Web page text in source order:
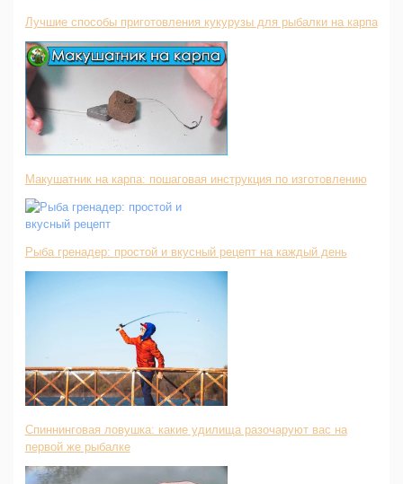
Лучшие способы приготовления кукурузы для рыбалки на карпа
Макушатник на карпа: пошаговая инструкция по изготовлению
Рыба гренадер: простой и вкусный рецепт на каждый день
Спиннинговая ловушка: какие удилища разочаруют вас на
первой же рыбалке